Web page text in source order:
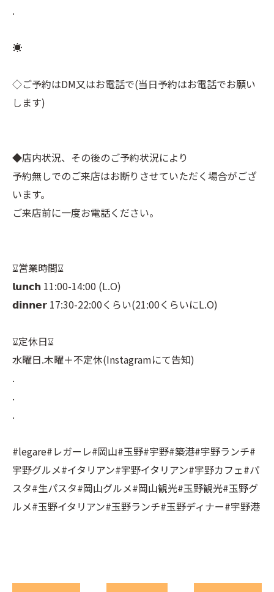
.
☀︎⠀
◇ご予約はDM又はお電話で(当日予約はお電話でお願い
します)⠀
◆店内状況、その後のご予約状況により⠀
予約無しでのご来店はお断りさせていただく場合がござ
います。⠀
ご来店前に一度お電話ください。⠀
⌛︎営業時間⌛︎⠀
𝗹𝘂𝗻𝗰𝗵 11:00-14:00 (L.O)⠀
𝗱𝗶𝗻𝗻𝗲𝗿 17:30-22:00くらい(21:00くらいにL.O)⠀
⌛︎定休日⌛︎⠀
水曜日.木曜＋不定休(Instagramにて告知)⠀
.⠀
.⠀
.⠀
#legare#レガーレ#岡山#玉野#宇野#築港#宇野ランチ#
宇野グルメ#イタリアン#宇野イタリアン#宇野カフェ#パ
スタ#生パスタ#岡山グルメ#岡山観光#玉野観光#玉野グ
ルメ#玉野イタリアン#玉野ランチ#玉野ディナー#宇野港